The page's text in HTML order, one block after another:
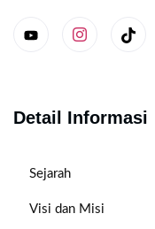
Detail Informasi
Sejarah
Visi dan Misi